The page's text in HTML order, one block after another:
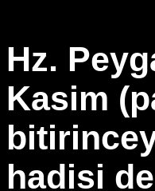
Hz.
Kasim
hadisi